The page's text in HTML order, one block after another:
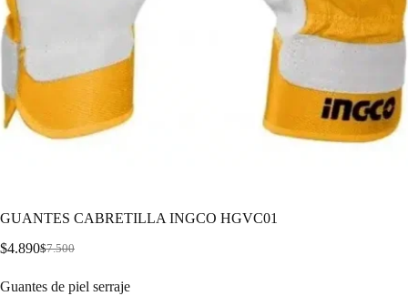
GUANTES CABRETILLA INGCO HGVC01
$7.500
$4.890
Guantes de piel serraje